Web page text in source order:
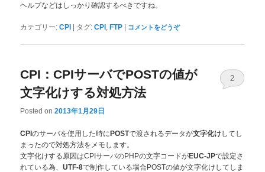
ヘルプなどはしっかり確認するべきですね。
カテゴリー: CPI | タグ: CPI ,FTP | コメントをどうぞ
CPI：CPIサーバでPOSTの値が
文字化けする対処方法
Posted on2013年1月29日
2
CPIのサーバを使用した時に POSTで渡されるデータが文字化けしてし
まったので対処方法をメモします。
文字化けする原因はCPIサーバのPHPの文字コードがEUC-JPで設定さ
れている為、UTF-8で制作している場合POSTの値が文字化けしてしま